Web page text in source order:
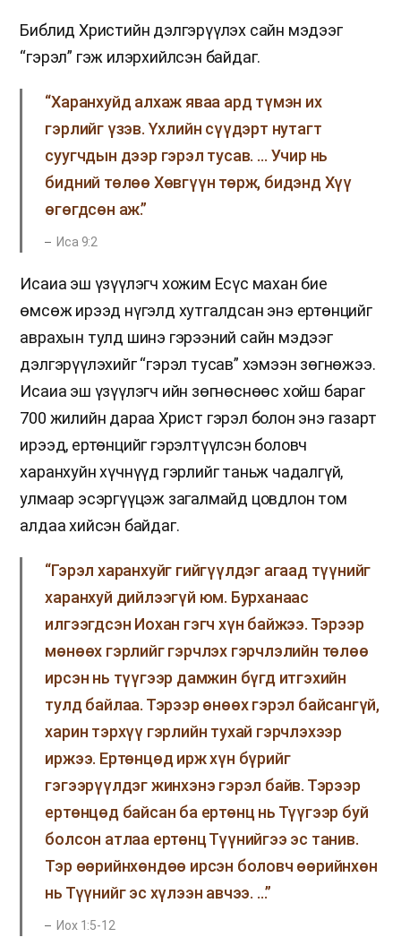
Библид Христийн дэлгэрүүлэх сайн мэдээг
“гэрэл” гэж илэрхийлсэн байдаг.
“Харанхуйд алхаж яваа ард түмэн их
гэрлийг үзэв. Үхлийн сүүдэрт нутагт
суугчдын дээр гэрэл тусав. … Учир нь
бидний төлөө Хөвгүүн төрж, бидэнд Хүү
өгөгдсөн аж.”
Иса 9:2
Исаиа эш үзүүлэгч хожим Есүс махан бие
өмсөж ирээд нүгэлд хутгалдсан энэ ертөнцийг
аврахын тулд шинэ гэрээний сайн мэдээг
дэлгэрүүлэхийг “гэрэл тусав” хэмээн зөгнөжээ.
Исаиа эш үзүүлэгч ийн зөгнөснөөс хойш бараг
700 жилийн дараа Христ гэрэл болон энэ газарт
ирээд, ертөнцийг гэрэлтүүлсэн боловч
харанхуйн хүчнүүд гэрлийг таньж чадалгүй,
улмаар эсэргүүцэж загалмайд цовдлон том
алдаа хийсэн байдаг.
“Гэрэл харанхуйг гийгүүлдэг агаад түүнийг
харанхуй дийлээгүй юм. Бурханаас
илгээгдсэн Иохан гэгч хүн байжээ. Тэрээр
мөнөөх гэрлийг гэрчлэх гэрчлэлийн төлөө
ирсэн нь түүгээр дамжин бүгд итгэхийн
тулд байлаа. Тэрээр өнөөх гэрэл байсангүй,
харин тэрхүү гэрлийн тухай гэрчлэхээр
иржээ. Ертөнцөд ирж хүн бүрийг
гэгээрүүлдэг жинхэнэ гэрэл байв. Тэрээр
ертөнцөд байсан ба ертөнц нь Түүгээр буй
болсон атлаа ертөнц Түүнийгээ эс танив.
Тэр өөрийнхөндөө ирсэн боловч өөрийнхөн
нь Түүнийг эс хүлээн авчээ. …”
Иох 1:5-12